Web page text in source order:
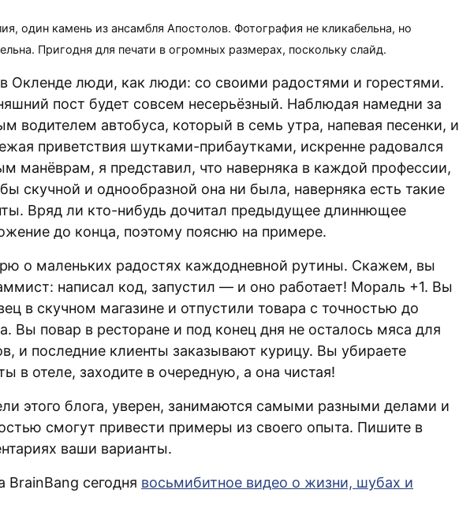
один камень из ансамбля Апостолов. Фотография не кликабельна, но
Пригодня для печати в огромных размерах, поскольку слайд.
Окленде люди, как люди: со своими радостями и горестями.
пост будет совсем несерьёзный. Наблюдая намедни за
водителем автобуса, который в семь утра, напевая песенки, и
приветствия шутками-прибаутками, искренне радовался
манёврам, я представил, что наверняка в каждой профессии,
скучной и однообразной она ни была, наверняка есть такие
Вряд ли кто-нибудь дочитал предыдущее длиннющее
до конца, поэтому поясню на примере.
о маленьких радостях каждодневной рутины. Скажем, вы
написал код, запустил — и оно работает! Мораль +1. Вы
в скучном магазине и отпустили товара с точностью до
Вы повар в ресторане и под конец дня не осталось мяса для
и последние клиенты заказывают курицу. Вы убираете
в отеле, заходите в очередную, а она чистая!
этого блога, уверен, занимаются самыми разными делами и
смогут привести примеры из своего опыта. Пишите в
ваши варианты.
BrainBang сегодня восьмибитное видео о жизни, шубах и